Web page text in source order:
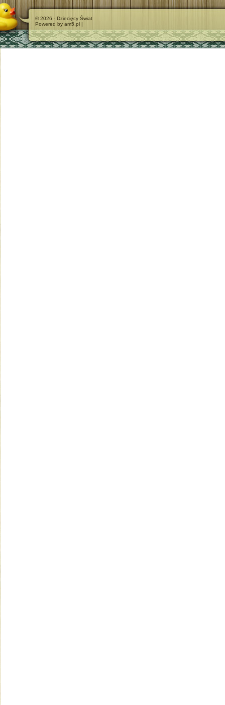
© 2026 - Dziecięcy Świat
Powered by am5.pl |